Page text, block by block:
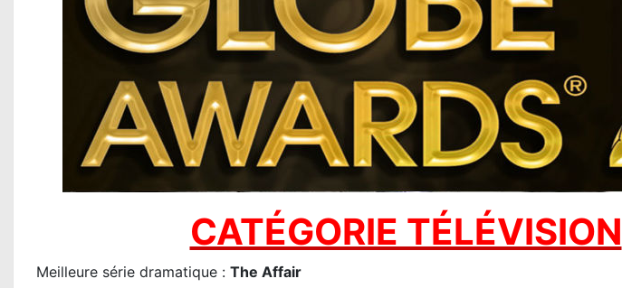
CATÉGORIE TÉLÉVISION
Meilleure série dramatique : The Affair